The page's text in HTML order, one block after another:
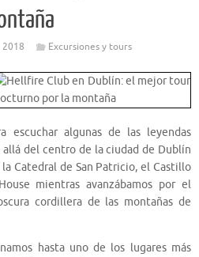
Excursiones y tours
escuchar algunas de las leyendas
allá del centro de la ciudad de Dublín
Catedral de San Patricio, el Castillo
mientras avanzábamos por el
cordillera de las montañas de
hasta uno de los lugares más